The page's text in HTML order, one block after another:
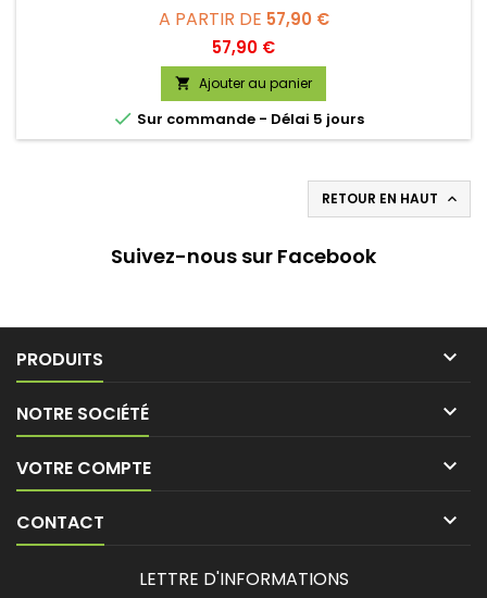
A PARTIR DE 57,90 €
Prix
57,90 €
 Ajouter au panier
 Sur commande - Délai 5 jours
RETOUR EN HAUT 
Suivez-nous sur Facebook
PRODUITS 
NOTRE SOCIÉTÉ 
VOTRE COMPTE 
CONTACT 
LETTRE D'INFORMATIONS